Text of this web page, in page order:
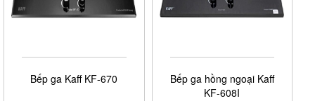
Bếp ga Kaff KF-670
Bếp ga hồng ngoại Kaff
KF-608I